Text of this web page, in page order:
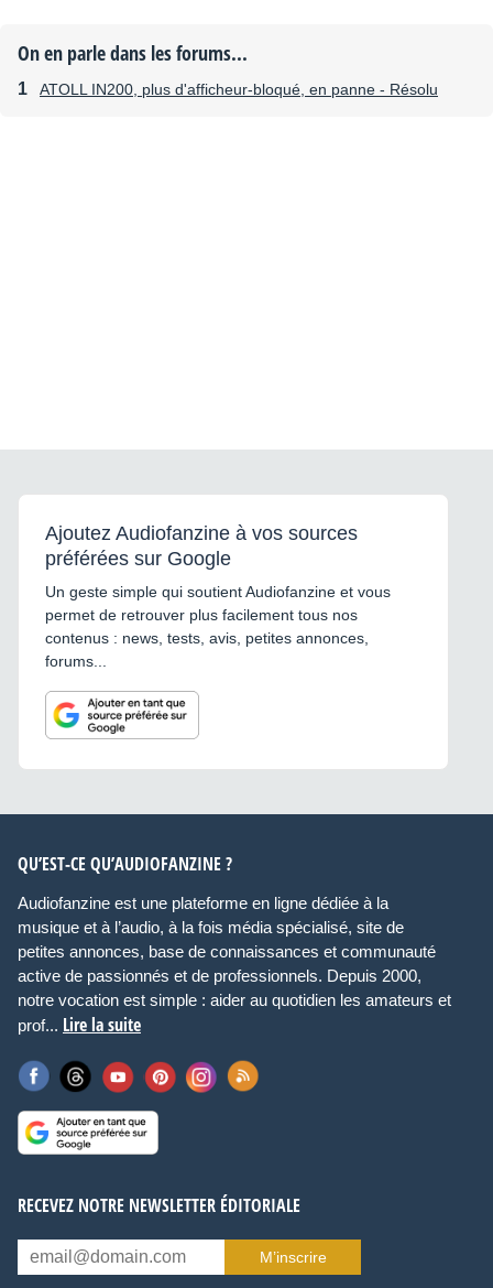
On en parle dans les forums...
ATOLL IN200, plus d'afficheur-bloqué, en panne - Résolu
Ajoutez Audiofanzine à vos sources
préférées sur Google
Un geste simple qui soutient Audiofanzine et vous
permet de retrouver plus facilement tous nos
contenus : news, tests, avis, petites annonces,
forums...
QU’EST-CE QU’AUDIOFANZINE ?
Audiofanzine est une plateforme en ligne dédiée à la
musique et à l’audio, à la fois média spécialisé, site de
petites annonces, base de connaissances et communauté
active de passionnés et de professionnels. Depuis 2000,
notre vocation est simple : aider au quotidien les amateurs et
prof... Lire la suite
RECEVEZ NOTRE NEWSLETTER ÉDITORIALE
M’inscrire